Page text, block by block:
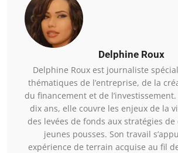
Delphine Roux
Delphine Roux est journaliste
thématiques de l’entreprise, de la
du financement et de
dix ans, elle couvre les enjeux de la
des levées de fonds aux stratégies de
jeunes pousses. Son travail
expérience de terrain acquise au fil